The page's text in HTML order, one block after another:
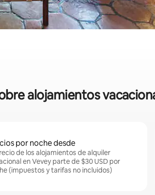
alojamientos
por noche desde
de los alojamientos de alquiler
en Vevey parte de $30 USD por
(impuestos y tarifas no incluidos)